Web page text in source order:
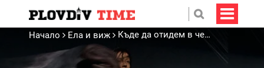
Начало Ела и виж Къде да отидем в четвъртък в Пловдив